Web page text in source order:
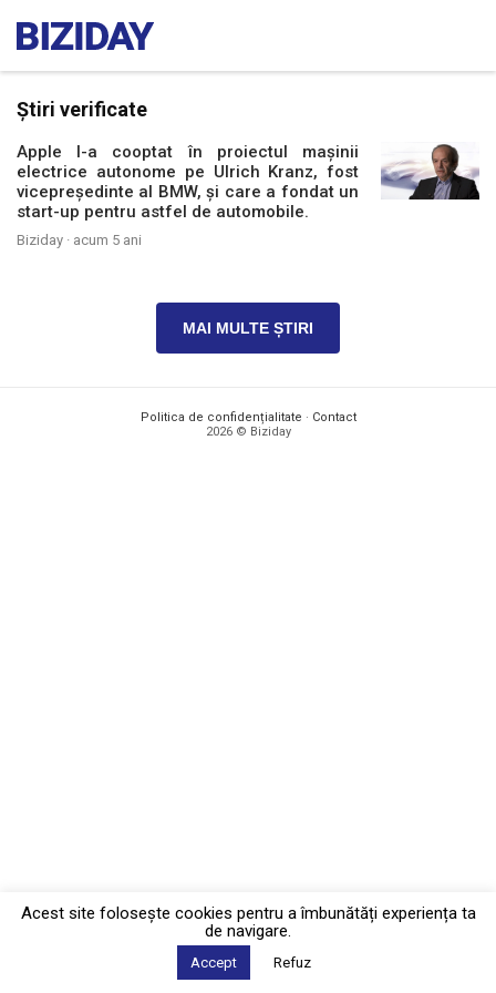
Știri verificate
Apple l-a cooptat în proiectul mașinii
electrice autonome pe Ulrich Kranz, fost
vicepreședinte al BMW, și care a fondat un
start-up pentru astfel de automobile.
Biziday · acum 5 ani
MAI MULTE ȘTIRI
Politica de confidențialitate · Contact
2026 © Biziday
Acest site foloseşte cookies pentru a îmbunătăți experiența ta
de navigare.
Accept Refuz